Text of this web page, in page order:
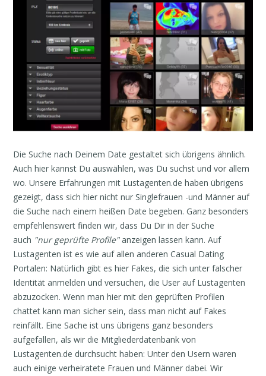
Die Suche nach Deinem Date gestaltet sich übrigens ähnlich.
Auch hier kannst Du auswählen, was Du suchst und vor allem
wo. Unsere Erfahrungen mit Lustagenten.de haben übrigens
gezeigt, dass sich hier nicht nur Singlefrauen -und Männer auf
die Suche nach einem heißen Date begeben. Ganz besonders
empfehlenswert finden wir, dass Du Dir in der Suche
auch "nur geprüfte Profile"anzeigen lassen kann. Auf
Lustagenten ist es wie auf allen anderen Casual Dating
Portalen: Natürlich gibt es hier Fakes, die sich unter falscher
Identität anmelden und versuchen, die User auf Lustagenten
abzuzocken. Wenn man hier mit den geprüften Profilen
chattet kann man sicher sein, dass man nicht auf Fakes
reinfällt. Eine Sache ist uns übrigens ganz besonders
aufgefallen, als wir die Mitgliederdatenbank von
Lustagenten.de durchsucht haben: Unter den Usern waren
auch einige verheiratete Frauen und Männer dabei. Wir